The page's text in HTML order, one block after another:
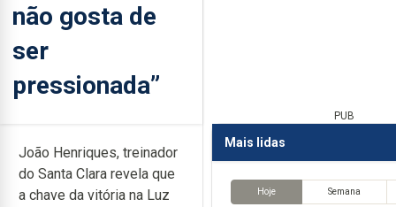
não gosta de
ser
pressionada”
João Henriques, treinador
do Santa Clara revela que
a chave da vitória na Luz
PUB
Mais lidas
Hoje Semana